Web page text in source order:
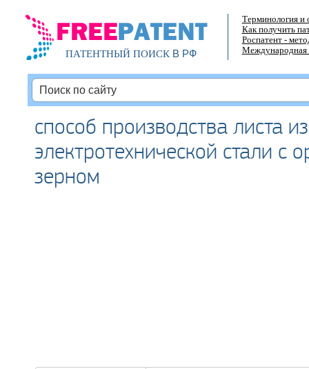
ПАТЕНТНЫЙ ПОИСКВ РФ
Терминология и
Как получить
Роспатент -
Международная
способ производства листа из
электротехнической стали с
зерном